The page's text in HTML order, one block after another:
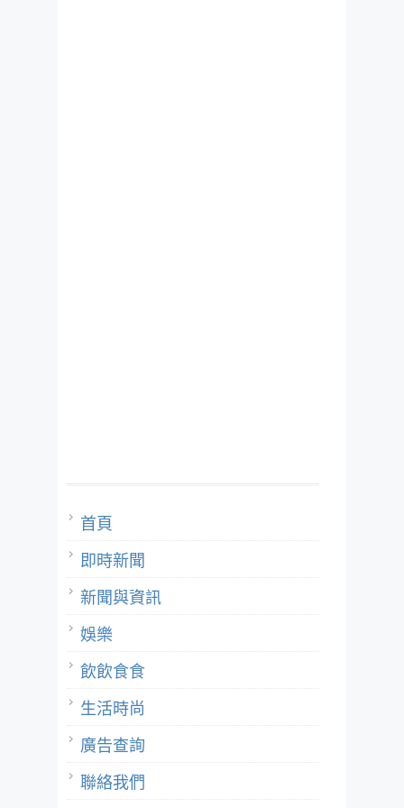
首頁
即時新聞
新聞與資訊
娛樂
飲飲食食
生活時尚
廣告查詢
聯絡我們